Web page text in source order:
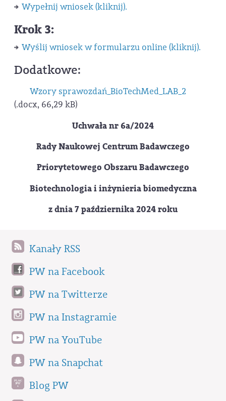
Wypełnij wniosek (kliknij).
Krok 3:
Wyślij wniosek w formularzu online (kliknij).
Dodatkowe:
Wzory sprawozdań_BioTechMed_LAB_2
(.docx, 66,29 kB)
Uchwała nr 6a/2024
Rady Naukowej Centrum Badawczego
Priorytetowego Obszaru Badawczego
Biotechnologia i inżynieria biomedyczna
z dnia 7 października 2024 roku
Kanały RSS
PW na Facebook
PW na Twitterze
PW na Instagramie
PW na YouTube
PW na Snapchat
Blog PW